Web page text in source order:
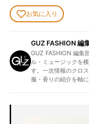
お気に入り
GUZ FASHION 編
GUZ FASHION 編集
ル・ミュージックを
す。一次情報のクロ
服・香りの紹介を軸